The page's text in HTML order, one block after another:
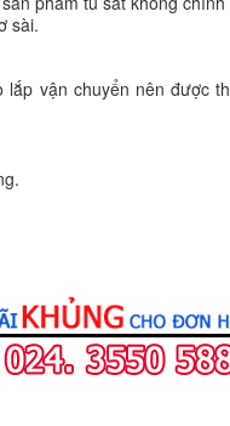
sài.
lắp vận chuyển nên được